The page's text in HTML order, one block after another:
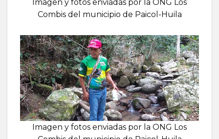
Imagen y fotos enviadas por la ONG Los
Combis del municipio de Paicol-Huila
Imagen y fotos enviadas por la ONG Los